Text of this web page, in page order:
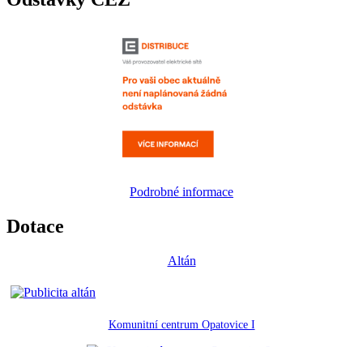
Podrobné informace
Dotace
Altán
Komunitní centrum Opatovice I